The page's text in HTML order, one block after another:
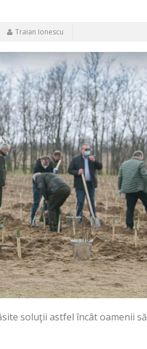
Traian Ionescu
soluţii astfel încât oamenii să